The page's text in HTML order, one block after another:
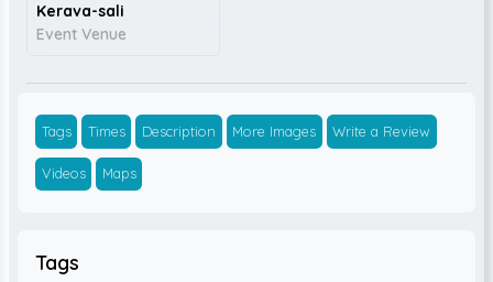
Kerava-sali
Event Venue
Tags Times Description More Images Write a Review
Videos Maps
Tags